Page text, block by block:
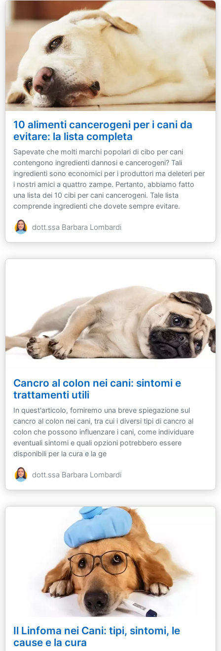
10 alimenti cancerogeni per i cani da
evitare: la lista completa
Sapevate che molti marchi popolari di cibo per cani
contengono ingredienti dannosi e cancerogeni? Tali
ingredienti sono economici per i produttori ma deleteri per
i nostri amici a quattro zampe. Pertanto, abbiamo fatto
una lista dei 10 cibi per cani cancerogeni. Tale lista
comprende ingredienti che dovete sempre evitare.
dott.ssa Barbara Lombardi
Cancro al colon nei cani: sintomi e
trattamenti utili
In quest'articolo, forniremo una breve spiegazione sul
cancro al colon nei cani, tra cui i diversi tipi di cancro al
colon che possono influenzare i cani, come individuare
eventuali sintomi e quali opzioni potrebbero essere
disponibili per la cura e la ge
dott.ssa Barbara Lombardi
Il Linfoma nei Cani: tipi, sintomi, le
cause e la cura